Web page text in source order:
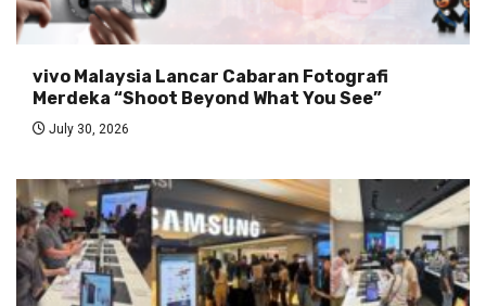
vivo Malaysia Lancar Cabaran Fotografi
Merdeka “Shoot Beyond What You See”
July 30, 2026